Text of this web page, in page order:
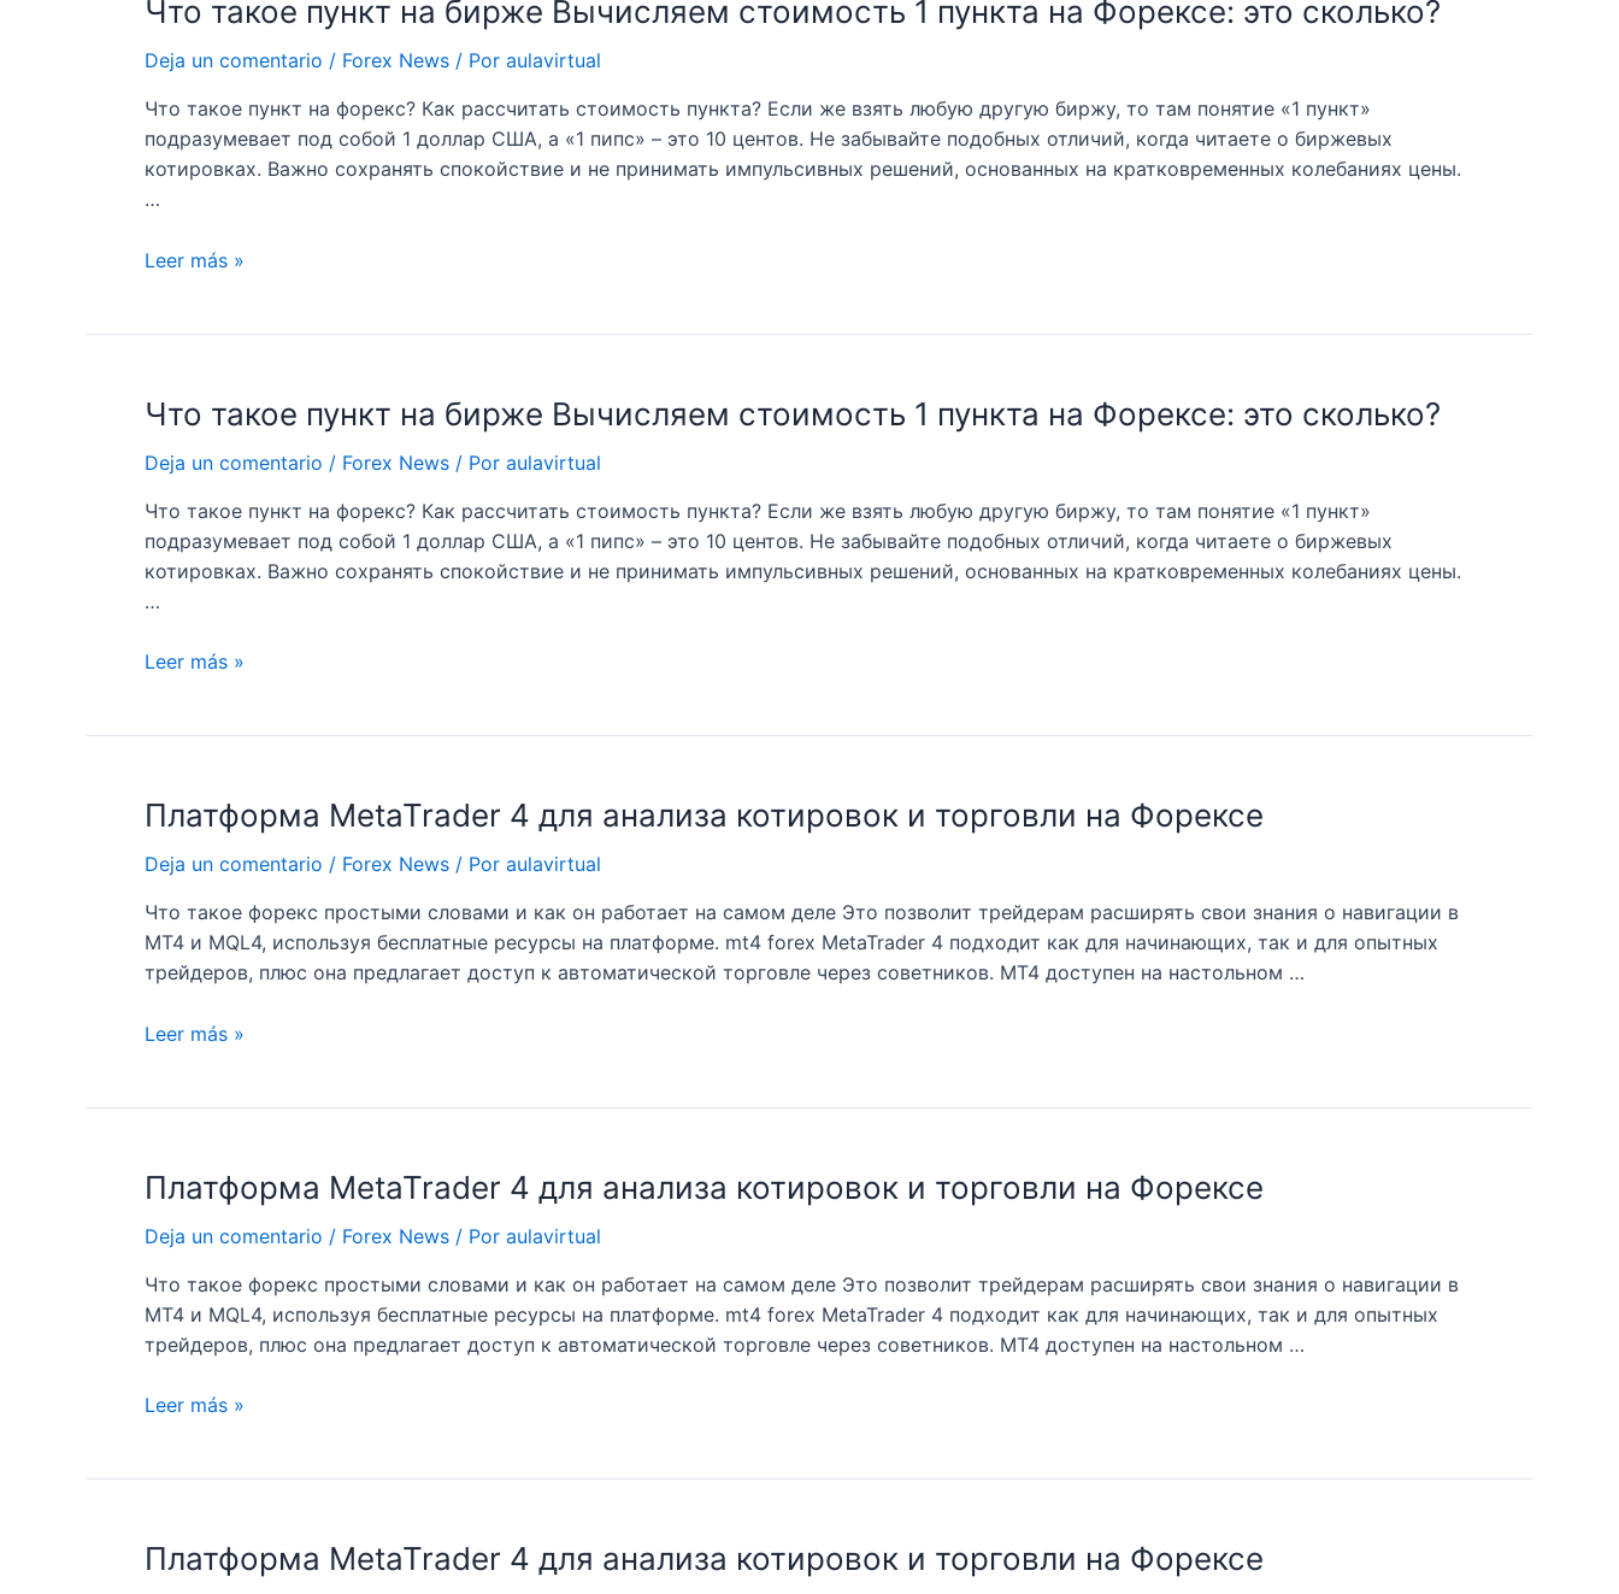
Что такое пункт на бирже Вычисляем стоимость 1 пункта на Форексе: это сколько?
Deja un comentario / Forex News / Por aulavirtual
Что такое пункт на форекс? Как рассчитать стоимость пункта? Если же взять любую другую биржу, то там понятие «1 пункт»
подразумевает под собой 1 доллар США, а «1 пипс» – это 10 центов. Не забывайте подобных отличий, когда читаете о биржевых
котировках. Важно сохранять спокойствие и не принимать импульсивных решений, основанных на кратковременных колебаниях цены.
…
Что
Вычисляем
1
пункта
Форексе:
Leer más »
Что такое пункт на бирже Вычисляем стоимость 1 пункта на Форексе: это сколько?
Deja un comentario / Forex News / Por aulavirtual
Что такое пункт на форекс? Как рассчитать стоимость пункта? Если же взять любую другую биржу, то там понятие «1 пункт»
подразумевает под собой 1 доллар США, а «1 пипс» – это 10 центов. Не забывайте подобных отличий, когда читаете о биржевых
котировках. Важно сохранять спокойствие и не принимать импульсивных решений, основанных на кратковременных колебаниях цены.
…
Что
Вычисляем
1
пункта
на
Форексе:
это
сколько?
Leer más »
Платформа MetaTrader 4 для анализа котировок и торговли на Форексе
Deja un comentario / Forex News / Por aulavirtual
Что такое форекс простыми словами и как он работает на самом деле Это позволит трейдерам расширять свои знания о навигации в
MT4 и MQL4, используя бесплатные ресурсы на платформе. mt4 forex MetaTrader 4 подходит как для начинающих, так и для опытных
трейдеров, плюс она предлагает доступ к автоматической торговле через советников. MT4 доступен на настольном …
Платформа
котировок
торговли
на
Форексе
Leer más »
Платформа MetaTrader 4 для анализа котировок и торговли на Форексе
Deja un comentario / Forex News / Por aulavirtual
Что такое форекс простыми словами и как он работает на самом деле Это позволит трейдерам расширять свои знания о навигации в
MT4 и MQL4, используя бесплатные ресурсы на платформе. mt4 forex MetaTrader 4 подходит как для начинающих, так и для опытных
трейдеров, плюс она предлагает доступ к автоматической торговле через советников. MT4 доступен на настольном …
Платформа
котировок
Leer más »
Платформа MetaTrader 4 для анализа котировок и торговли на Форексе